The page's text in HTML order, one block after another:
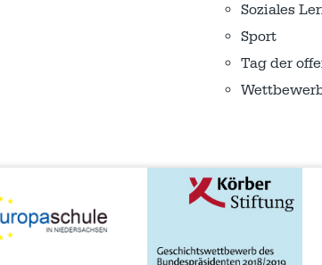
Soziales
Sport
Tag der